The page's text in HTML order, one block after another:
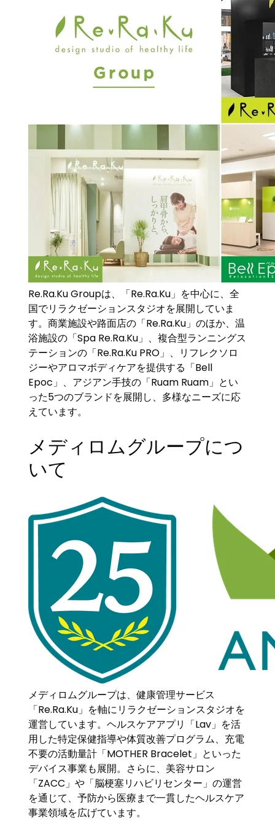
Re.Ra.Ku Groupは、「Re.Ra.Ku」を中心に、全
国でリラクゼーションスタジオを展開していま
す。商業施設や路面店の「Re.Ra.Ku」のほか、温
浴施設の「Spa Re.Ra.Ku」、複合型ランニングス
テーションの「Re.Ra.Ku PRO」、リフレクソロ
ジーやアロマボディケアを提供する「Bell
Epoc」、アジアン手技の「Ruam Ruam」とい
った5つのブランドを展開し、多様なニーズに応
えています。
メディロムグループにつ
いて
メディロムグループは、健康管理サービス
「Re.Ra.Ku」を軸にリラクゼーションスタジオを
運営しています。ヘルスケアアプリ「Lav」を活
用した特定保健指導や体質改善プログラム、充電
不要の活動量計「MOTHER Bracelet」といった
デバイス事業も展開。さらに、美容サロン
「ZACC」や「脳梗塞リハビリセンター」の運営
を通じて、予防から医療まで一貫したヘルスケア
事業領域を広げています。